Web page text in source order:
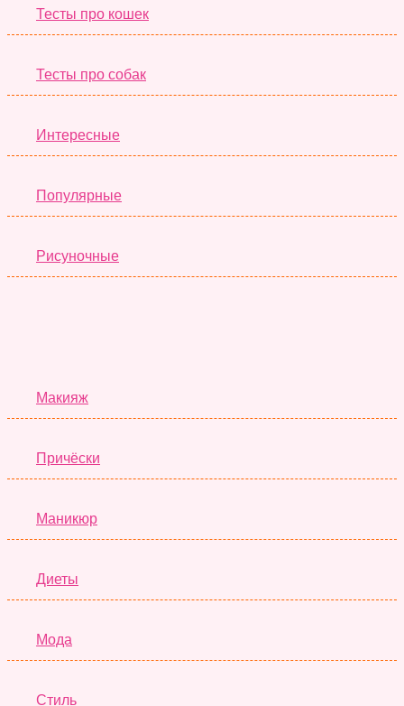
Тесты про кошек
Тесты про собак
Интересные
Популярные
Рисуночные
Макияж
Причёски
Маникюр
Диеты
Мода
Стиль